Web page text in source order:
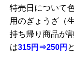
特売日について
用のぎょうざ（
持ち帰り商品が
は315円⇒250円